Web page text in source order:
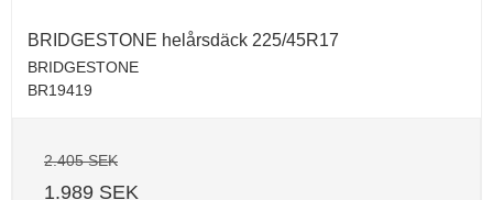
BRIDGESTONE helårsdäck 225/45R17
BRIDGESTONE
BR19419
2.405 SEK
1.989 SEK